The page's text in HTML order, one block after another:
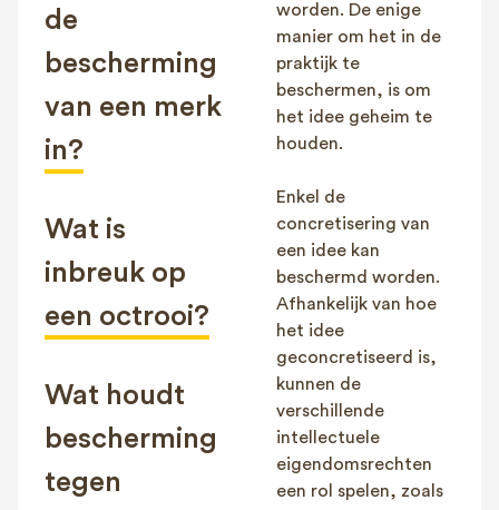
de
bescherming
van een merk
in?
Wat is
inbreuk op
een octrooi?
Wat houdt
bescherming
tegen
worden. De enige
manier om het in de
praktijk te
beschermen, is om
het idee geheim te
houden.
Enkel de
concretisering van
een idee kan
beschermd worden.
Afhankelijk van hoe
het idee
geconcretiseerd is,
kunnen de
verschillende
intellectuele
eigendomsrechten
een rol spelen, zoals